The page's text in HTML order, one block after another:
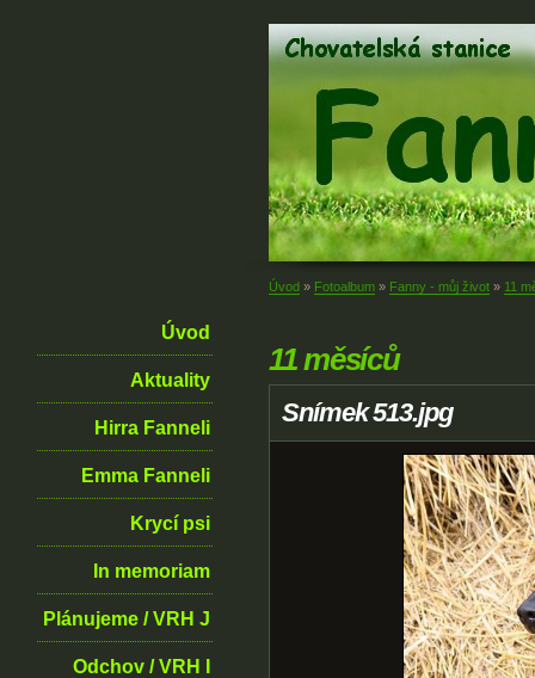
Úvod
Aktuality
Hirra Fanneli
Emma Fanneli
Krycí psi
In memoriam
Plánujeme / VRH J
Odchov / VRH I
Úvod » Fotoalbum » Fanny - můj život » 11
11 měsíců
Snímek 513.jpg